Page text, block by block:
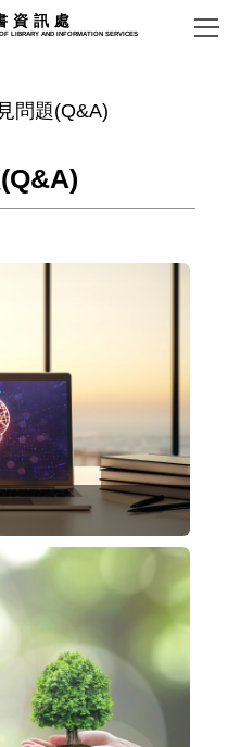
資訊處
LIBRARY AND INFORMATION SERVICES
問題(Q&A)